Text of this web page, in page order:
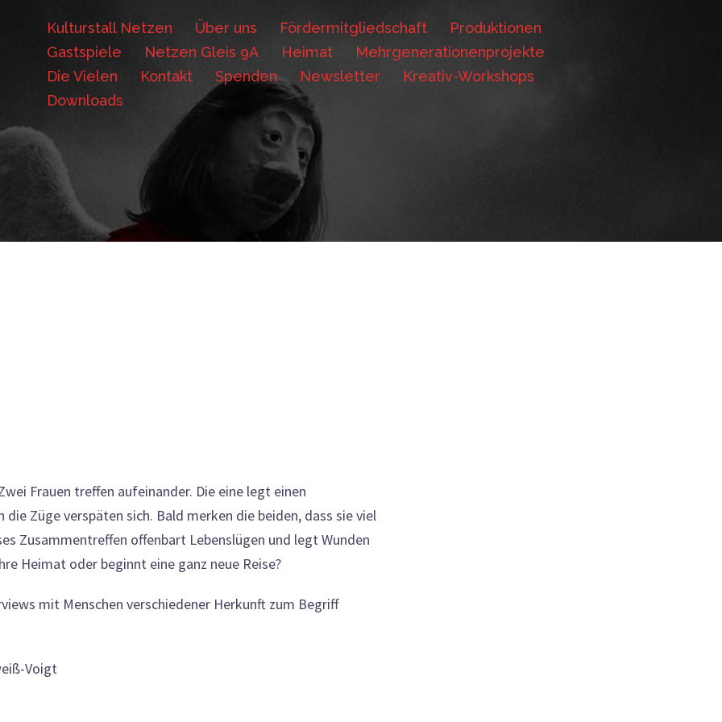
Kulturstall Netzen Über uns Fördermitgliedschaft
Produktionen
Gastspiele
Netzen Gleis 9A Heimat
Mehrgenerationenprojekte
Die Vielen
Kontakt Spenden Newsletter
Kreativ-Workshops
Downloads
Frauen treffen aufeinander. Die eine legt einen
Züge verspäten sich. Bald merken die beiden, dass sie viel
Zusammentreffen offenbart Lebenslügen und legt Wunden
Heimat oder beginnt eine ganz neue Reise?
mit Menschen verschiedener Herkunft zum Begriff
Voigt